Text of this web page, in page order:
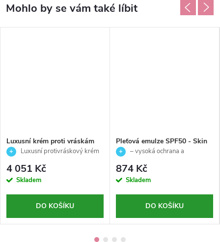
Luxusní krém proti vráskám
pro suchou pleť - Timexpert
Capuccini - 50 ml
Luxusní protivráskový krém
4 051 Kč
Skladem
DO KOŠÍKU
Pleťová emulze SPF50 - Skin
Primers -Ainhoa - 50ml
– vysoká ochrana a
874 Kč
Skladem
DO KOŠÍKU